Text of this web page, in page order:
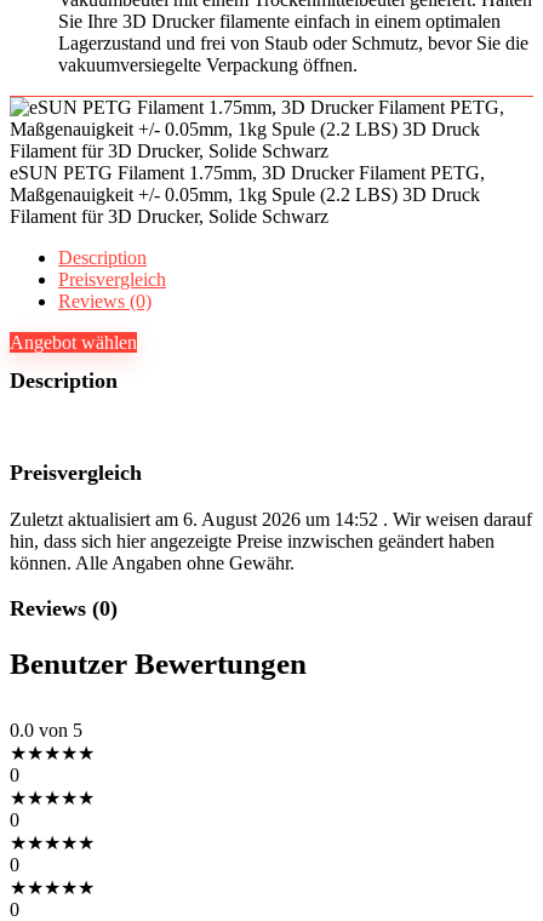
Sie Ihre 3D Drucker filamente einfach in einem optimalen
Lagerzustand und frei von Staub oder Schmutz, bevor Sie die
vakuumversiegelte Verpackung öffnen.
eSUN PETG Filament 1.75mm, 3D Drucker Filament PETG,
Maßgenauigkeit +/- 0.05mm, 1kg Spule (2.2 LBS) 3D Druck
Filament für 3D Drucker, Solide Schwarz
Description
Preisvergleich
Reviews (0)
Angebot wählen
Description
Preisvergleich
Zuletzt aktualisiert am 6. August 2026 um 14:52 . Wir weisen darauf
hin, dass sich hier angezeigte Preise inzwischen geändert haben
können. Alle Angaben ohne Gewähr.
Reviews (0)
Benutzer Bewertungen
0.0 von 5
★★★★★
0
★★★★★
0
★★★★★
0
★★★★★
0